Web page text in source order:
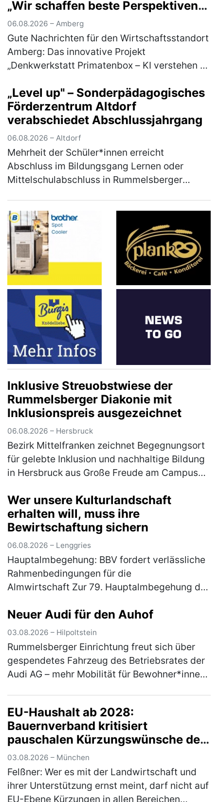
(mehr)
„Wir schaffen beste Perspektiven
für Unternehmen und Start-ups in
unserer Region
06.08.2026 – Amberg
Gute Nachrichten für den Wirtschaftsstandort
Amberg: Das innovative Projekt
„Denkwerkstatt Primatenbox – KI verstehen &
wird mit 50.000 Euro aus den Mitteln d…
(mehr)
„Level up" – Sonderpädagogisches
Förderzentrum Altdorf
verabschiedet Abschlussjahrgang
06.08.2026 – Altdorf
Mehrheit der Schüler*innen erreicht
Abschluss im Bildungsgang Lernen oder
Mittelschulabschluss in Rummelsberger
Berufsleben" f…
Inklusive Streuobstwiese der
Rummelsberger Diakonie mit
Inklusionspreis ausgezeichnet
06.08.2026 – Hersbruck
Bezirk Mittelfranken zeichnet Begegnungsort
für gelebte Inklusion und nachhaltige Bildung
in Hersbruck aus Große Freude am Campus
des Fachbereichs Autismus d…(mehr)
Wer unsere Kulturlandschaft
erhalten will, muss ihre
Bewirtschaftung sichern
06.08.2026 – Lenggries
Hauptalmbegehung: BBV fordert verlässliche
Rahmenbedingungen für die
Almwirtschaft Zur 79. Hauptalmbegehung des
Mittwoch (5. August) auf den
Schönbergalmen be…
Neuer Audi für den Auhof
03.08.2026 – Hilpoltstein
Rummelsberger Einrichtung freut sich über
gespendetes Fahrzeug des Betriebsrates der
Audi AG – mehr Mobilität für Bewohner*innen
EU-Haushalt ab 2028:
Bauernverband kritisiert
pauschalen Kürzungswünsche der
Bundesregierung
03.08.2026 – München
Felßner: Wer es mit der Landwirtschaft und
ihrer Unterstützung ernst meint, darf nicht auf
EU-Ebene Kürzungen in allen Bereichen